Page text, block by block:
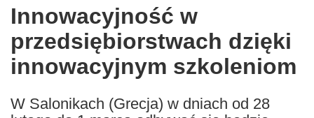
the
following
languages:
Innowacyjność w
przedsiębiorstwach dzięki
innowacyjnym szkoleniom
W Salonikach (Grecja) w dniach od 28